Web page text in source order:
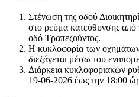
Στένωση της οδού
στο ρεύμα κατεύθυνσης από
οδό Τραπεζούντος.
Η κυκλοφορία των
διεξάγεται μέσω του
Διάρκεια κυκλοφοριακών
19-06-2026 έως την 18:00